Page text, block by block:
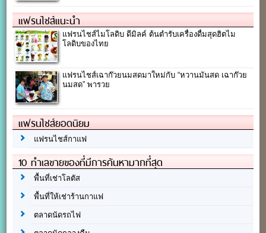
แฟรนไชส์แนะนำ
แฟรนไชส์ไมโลดิบ ดีมิลค์ ต้นตำรับเครื่องดื่มสุดฮิตไม
โลดิบของไทย
แฟรนไชส์เฉาก๊วยนมสดมาใหม่กับ “หวานมันสด เฉาก๊วย
นมสด” พารวย
แฟรนไชส์ยอดนิยม
แฟรนไชส์กาแฟ
10 ทำเลขายของที่มีการค้นหามากที่สุด
พื้นที่เช่าโลตัส
พื้นที่ให้เช่าร้านกาแฟ
ตลาดนัดรถไฟ